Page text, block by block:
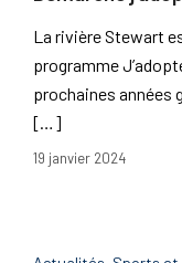
La rivière Stewart
programme
prochaines années
[…]
19 janvier 2024